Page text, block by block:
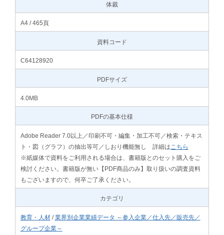
体裁
A4 / 465頁
資料コード
C64128920
PDFサイズ
4.0MB
PDFの基本仕様
Adobe Reader 7.0以上／印刷不可・編集・加工不可／検索・テキス
ト・図（グラフ）の抽出等可／しおり機能無し 詳細は こちら
※紙媒体で資料をご利用される場合は、書籍版とのセット購入をご
検討ください。書籍版が無い【PDF商品のみ】取り扱いの調査資料
もございますので、何卒ご了承ください。
カテゴリ
教育・人材/業界別企業業績データ ～参入企業／仕入先／販売先／
グループ企業～